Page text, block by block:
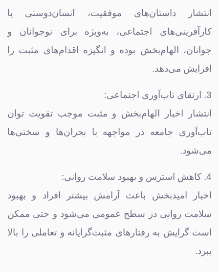
انتشار داستان‌های موفقیت، انسان‌دوستی یا
کارآفرینی‌های اجتماعی، به‌ویژه برای نوجوانان و
جوانان، الهام‌بخش بوده و انگیزه اقدام‌های مثبت را
افزایش می‌دهد.
3. ارتقای تاب‌آوری اجتماعی:
انتشار اخبار الهام‌بخش و مثبت موجب تقویت توان
تاب‌آوری جامعه در مواجهه با بحران‌ها و سختی‌ها
می‌شود.
4. کاهش استرس و بهبود سلامت روانی:
اخبار امیدبخش باعث آرامش بیشتر افراد و بهبود
سلامت روانی در سطح عمومی می‌شود و حتی ممکن
است گرایش به رفتارهای مثبت‌گرایانه و تعاملی را بالا
ببرد.